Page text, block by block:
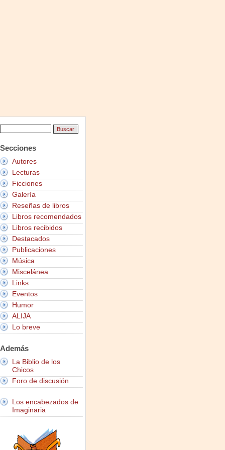
Secciones
Autores
Lecturas
Ficciones
Galería
Reseñas de libros
Libros recomendados
Libros recibidos
Destacados
Publicaciones
Música
Miscelánea
Links
Eventos
Humor
ALIJA
Lo breve
Además
La Biblio de los
Chicos
Foro de discusión
Los encabezados de
Imaginaria